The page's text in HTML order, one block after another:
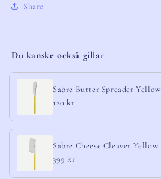
Share
Du kanske också gillar
Sabre Butter Spreader Yellow
120 kr
Sabre Cheese Cleaver Yellow
399 kr